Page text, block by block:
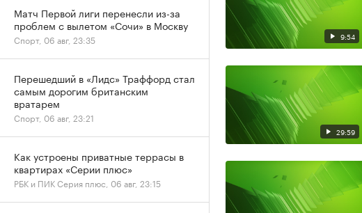
9:54
29:59
Матч Первой лиги перенесли из-за
проблем с вылетом «Сочи» в Москву
Спорт, 06 авг, 23:35
Перешедший в «Лидс» Траффорд стал
самым дорогим британским
вратарем
Спорт, 06 авг, 23:21
Как устроены приватные террасы в
квартирах «Серии плюс»
РБК и ПИК Серия плюс, 06 авг, 23:15